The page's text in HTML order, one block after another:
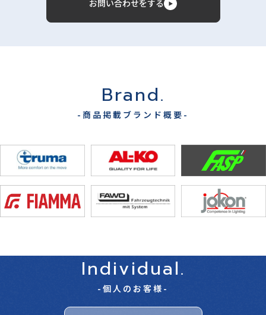
お問い合わせをする
Brand.
-商品掲載ブランド概要-
Individual.
-個人のお客様-